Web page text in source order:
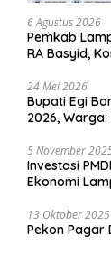
6 Agustus 2026
Pemkab
RA Basyid,
24 Mei 2026
Bupati Egi
2026,
5 November
Investasi
Ekonomi
13 Oktober 2025
Pekon Pagar